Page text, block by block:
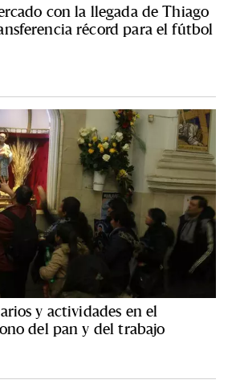
con la llegada de Thiago
récord para el fútbol
y actividades en el
del pan y del trabajo